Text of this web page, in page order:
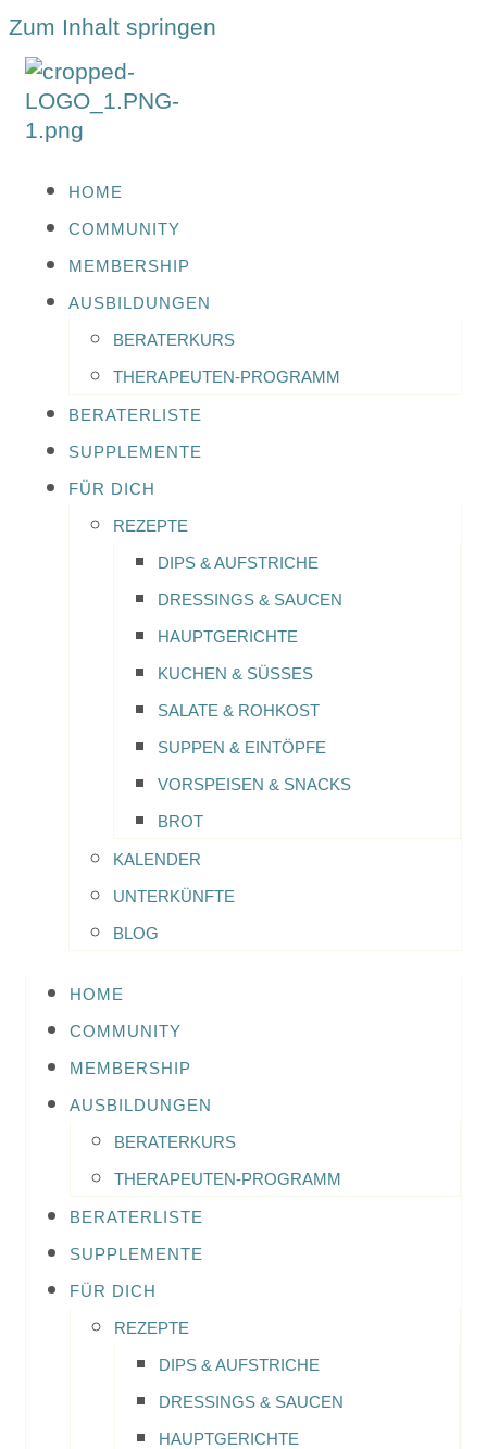
Zum Inhalt springen
HOME
COMMUNITY
MEMBERSHIP
AUSBILDUNGEN
BERATERKURS
THERAPEUTEN-PROGRAMM
BERATERLISTE
SUPPLEMENTE
FÜR DICH
REZEPTE
DIPS & AUFSTRICHE
DRESSINGS & SAUCEN
HAUPTGERICHTE
KUCHEN & SÜSSES
SALATE & ROHKOST
SUPPEN & EINTÖPFE
VORSPEISEN & SNACKS
BROT
KALENDER
UNTERKÜNFTE
BLOG
HOME
COMMUNITY
MEMBERSHIP
AUSBILDUNGEN
BERATERKURS
THERAPEUTEN-PROGRAMM
BERATERLISTE
SUPPLEMENTE
FÜR DICH
REZEPTE
DIPS & AUFSTRICHE
DRESSINGS & SAUCEN
HAUPTGERICHTE